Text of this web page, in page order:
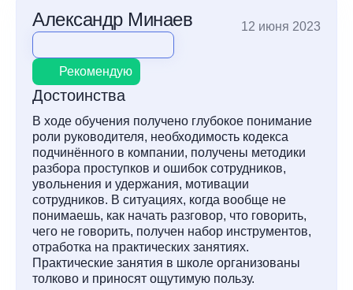
Александр Минаев 12 июня 2023
Рекомендую
Достоинства
В ходе обучения получено глубокое понимание
роли руководителя, необходимость кодекса
подчинённого в компании, получены методики
разбора проступков и ошибок сотрудников,
увольнения и удержания, мотивации
сотрудников. В ситуациях, когда вообще не
понимаешь, как начать разговор, что говорить,
чего не говорить, получен набор инструментов,
отработка на практических занятиях.
Практические занятия в школе организованы
толково и приносят ощутимую пользу.